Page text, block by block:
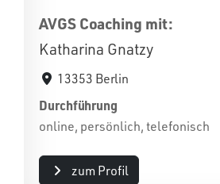
AVGS Coaching mit:
Katharina Gnatzy
13353 Berlin
Durchführung
online, persönlich, telefonisch
zum Profil